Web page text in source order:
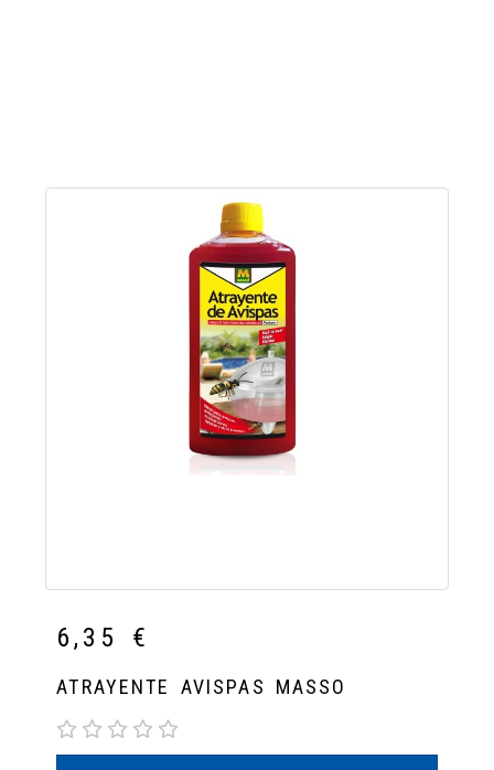
6,35 €
ATRAYENTE AVISPAS MASSO